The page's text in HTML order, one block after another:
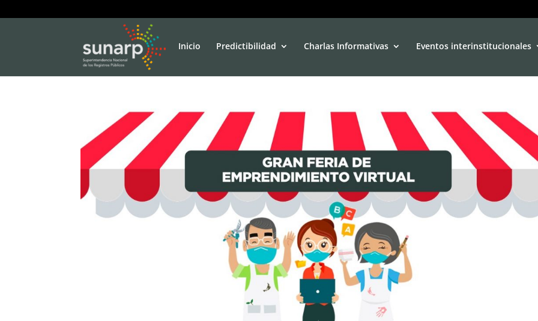
Inicio Predictibilidad Charlas Informativas Eventos interinstitucionales